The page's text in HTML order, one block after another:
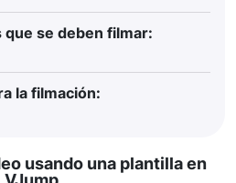
que se deben filmar:
la filmación:
usando una plantilla en